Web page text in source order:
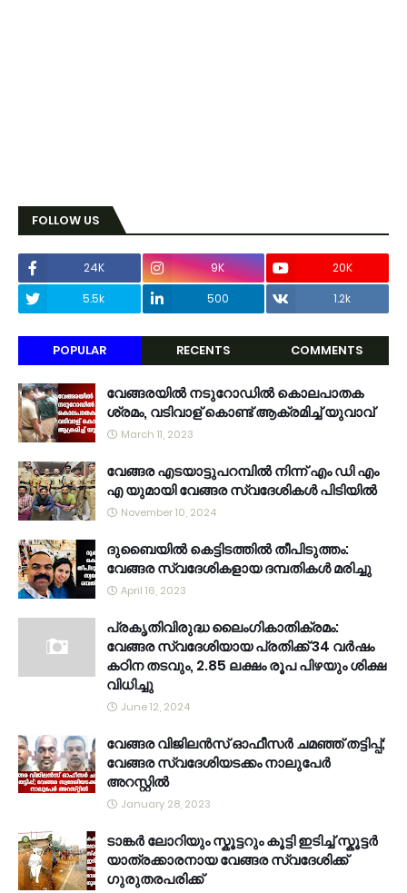
FOLLOW US
24K 9K
20K
5.5k
500 1.2k
POPULAR RECENTS COMMENTS
വേങ്ങരയിൽ നടുറോഡിൽ കൊലപാതക
ശ്രമം, വടിവാള് കൊണ്ട് ആക്രമിച്ച് യുവാവ്
March 11, 2023
വേങ്ങര എടയാട്ടുപറമ്പിൽ നിന്ന് എം ഡി എം
എ യുമായി വേങ്ങര സ്വദേശികൾ പിടിയിൽ
November 10, 2024
ദുബൈയിൽ കെട്ടിടത്തിൽ തീപിടുത്തം:
വേങ്ങര സ്വദേശികളായ ദമ്പതികൾ മരിച്ചു
April 16, 2023
പ്രകൃതിവിരുദ്ധ ലൈംഗികാതിക്രമം:
വേങ്ങര സ്വദേശിയായ പ്രതിക്ക് 34 വര്‍ഷം
കഠിന തടവും, 2.85 ലക്ഷം രൂപ പിഴയും ശിക്ഷ
വിധിച്ചു
June 12, 2024
വേങ്ങര വിജിലൻസ് ഓഫീസർ ചമഞ്ഞ് തട്ടിപ്പ്;
വേങ്ങര സ്വദേശിയടക്കം നാലുപേർ
അറസ്റ്റിൽ
January 28, 2023
ടാങ്കർ ലോറിയും സ്കൂട്ടറും കൂട്ടി ഇടിച്ച് സ്കൂട്ടർ
യാത്രക്കാരനായ വേങ്ങര സ്വദേശിക്ക്
ഗുരുതരപരിക്ക്